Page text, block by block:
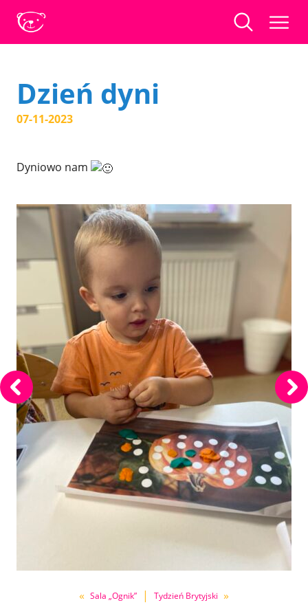
Dzień dyni
07-11-2023
Dyniowo nam
« Sala „Ognik” | Tydzień Brytyjski »